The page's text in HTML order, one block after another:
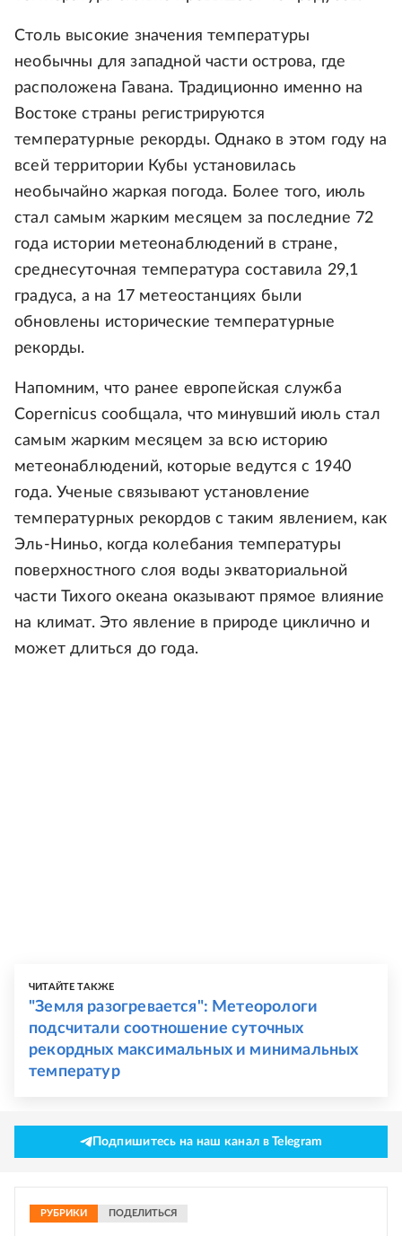
Столь высокие значения температуры
необычны для западной части острова, где
расположена Гавана. Традиционно именно на
Востоке страны регистрируются
температурные рекорды. Однако в этом году на
всей территории Кубы установилась
необычайно жаркая погода. Более того, июль
стал самым жарким месяцем за последние 72
года истории метеонаблюдений в стране,
среднесуточная температура составила 29,1
градуса, а на 17 метеостанциях были
обновлены исторические температурные
рекорды.
Напомним, что ранее европейская служба
Copernicus сообщала, что минувший июль стал
самым жарким месяцем за всю историю
метеонаблюдений, которые ведутся с 1940
года. Ученые связывают установление
температурных рекордов с таким явлением, как
Эль-Ниньо, когда колебания температуры
поверхностного слоя воды экваториальной
части Тихого океана оказывают прямое влияние
на климат. Это явление в природе циклично и
может длиться до года.
ЧИТАЙТЕ ТАКЖЕ
"Земля разогревается": Метеорологи
подсчитали соотношение суточных
рекордных максимальных и минимальных
температур
Подпишитесь на наш канал в Telegram
РУБРИКИ ПОДЕЛИТЬСЯ